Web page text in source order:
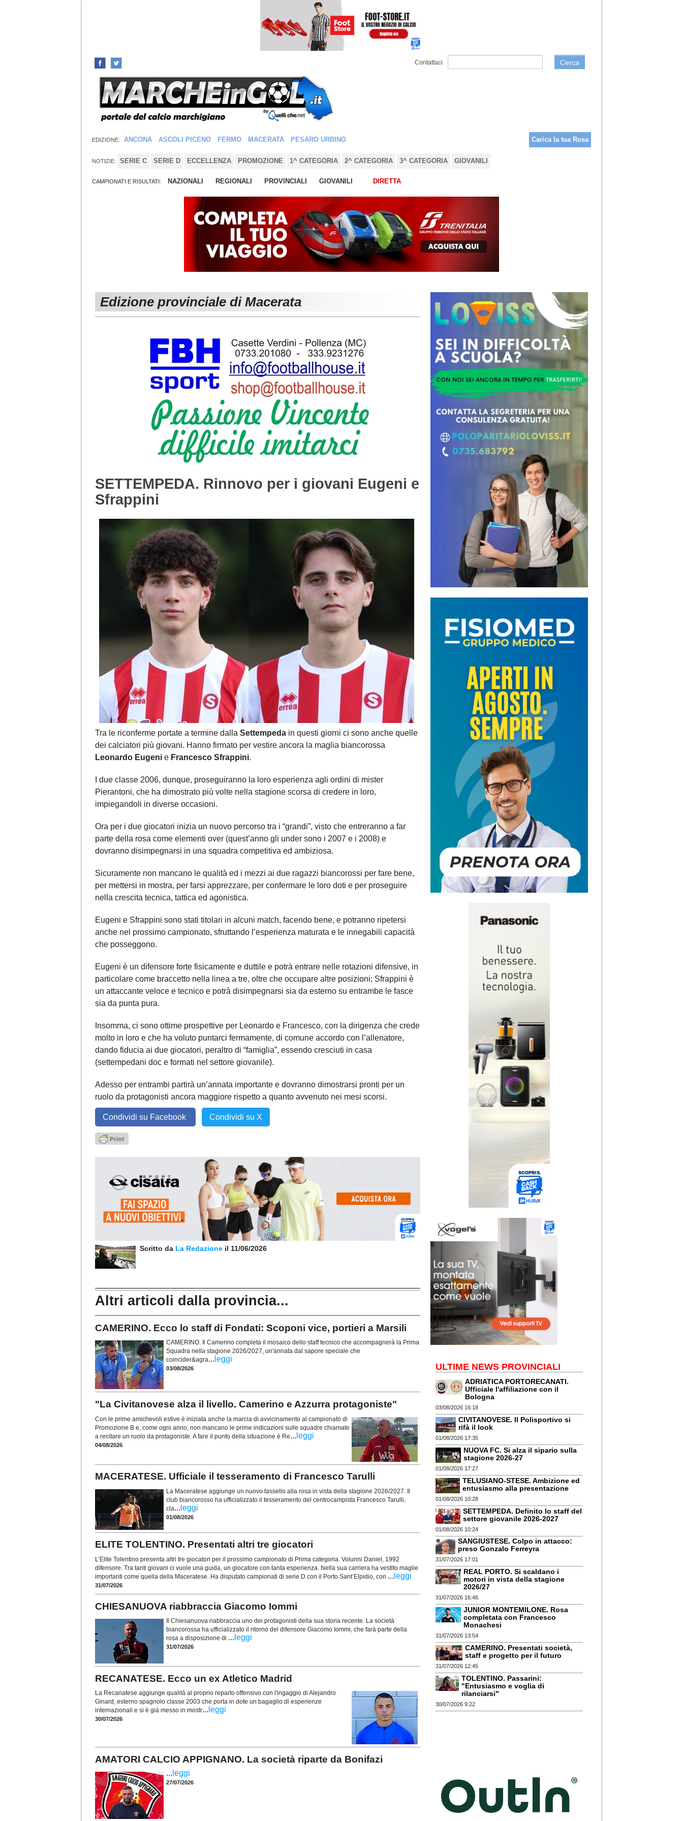
Contattaci Cerca
EDIZIONE: ANCONA ASCOLI PICENO FERMO MACERATA PESARO URBINO Carica la tua Rosa
NOTIZIE: SERIE C SERIE D ECCELLENZA PROMOZIONE 1^ CATEGORIA 2^ CATEGORIA 3^ CATEGORIA GIOVANILI
CAMPIONATI E RISULTATI: NAZIONALI REGIONALI PROVINCIALI GIOVANILI DIRETTA
Edizione provinciale di Macerata
SETTEMPEDA. Rinnovo per i giovani Eugeni e
Sfrappini
Tra le riconferme portate a termine dalla Settempeda in questi giorni ci sono anche quelle
dei calciatori più giovani. Hanno firmato per vestire ancora la maglia biancorossa
Leonardo Eugeni e Francesco Sfrappini.
I due classe 2006, dunque, proseguiranno la loro esperienza agli ordini di mister
Pierantoni, che ha dimostrato più volte nella stagione scorsa di credere in loro,
impiegandoli in diverse occasioni.
Ora per i due giocatori inizia un nuovo percorso tra i “grandi”, visto che entreranno a far
parte della rosa come elementi over (quest’anno gli under sono i 2007 e i 2008) e
dovranno disimpegnarsi in una squadra competitiva ed ambiziosa.
Sicuramente non mancano le qualità ed i mezzi ai due ragazzi biancorossi per fare bene,
per mettersi in mostra, per farsi apprezzare, per confermare le loro doti e per proseguire
nella crescita tecnica, tattica ed agonistica.
Eugeni e Sfrappini sono stati titolari in alcuni match, facendo bene, e potranno ripetersi
anche nel prossimo campionato, sfruttando l’esperienza maturata e le innegabili capacità
che posseggono.
Eugeni è un difensore forte fisicamente e duttile e potrà entrare nelle rotazioni difensive, in
particolare come braccetto nella linea a tre, oltre che occupare altre posizioni; Sfrappini è
un attaccante veloce e tecnico e potrà disimpegnarsi sia da esterno su entrambe le fasce
sia da punta pura.
Insomma, ci sono ottime prospettive per Leonardo e Francesco, con la dirigenza che crede
molto in loro e che ha voluto puntarci fermamente, di comune accordo con l’allenatore,
dando fiducia ai due giocatori, peraltro di “famiglia”, essendo cresciuti in casa
(settempedani doc e formati nel settore giovanile).
Adesso per entrambi partirà un’annata importante e dovranno dimostrarsi pronti per un
ruolo da protagonisti ancora maggiore rispetto a quanto avvenuto nei mesi scorsi.
Condividi su Facebook Condividi su X
Scritto da La Redazione il 11/06/2026
Altri articoli dalla provincia...
CAMERINO. Ecco lo staff di Fondati: Scoponi vice, portieri a Marsili
CAMERINO. Il Camerino completa il mosaico dello staff tecnico che accompagnerà la Prima
Squadra nella stagione 2026/2027, un'annata dal sapore speciale che
coincider&agra... leggi
03/08/2026
"La Civitanovese alza il livello. Camerino e Azzurra protagoniste"
Con le prime amichevoli estive è iniziata anche la marcia di avvicinamento al campionato di
Promozione B e, come ogni anno, non mancano le prime indicazioni sulle squadre chiamate
a recitare un ruolo da protagoniste. A fare il punto della situazione è Re... leggi
04/08/2026
MACERATESE. Ufficiale il tesseramento di Francesco Tarulli
La Maceratese aggiunge un nuovo tassello alla rosa in vista della stagione 2026/2027. Il
club biancorosso ha ufficializzato il tesseramento del centrocampista Francesco Tarulli,
cla... leggi
01/08/2026
ELITE TOLENTINO. Presentati altri tre giocatori
L’Elite Tolentino presenta altri tre giocatori per il prossimo campionato di Prima categoria. Volunni Daniel, 1992
difensore. Tra tanti giovani ci vuole una guida, un giocatore con tanta esperienza. Nella sua carriera ha vestito maglie
importanti come quella della Maceratese. Ha disputato campionati di serie D con il Porto Sant’Elpidio, con ... leggi
31/07/2026
CHIESANUOVA riabbraccia Giacomo Iommi
Il Chiesanuova riabbraccia uno dei protagonisti della sua storia recente. La società
biancorossa ha ufficializzato il ritorno del difensore Giacomo Iommi, che farà parte della
rosa a disposizione di ... leggi
31/07/2026
RECANATESE. Ecco un ex Atletico Madrid
La Recanatese aggiunge qualità al proprio reparto offensivo con l'ingaggio di Alejandro
Ginard, esterno spagnolo classe 2003 che porta in dote un bagaglio di esperienze
internazionali e si è già messo in mostr... leggi
30/07/2026
AMATORI CALCIO APPIGNANO. La società riparte da Bonifazi
... leggi
27/07/2026
ULTIME NEWS PROVINCIALI
ADRIATICA PORTORECANATI.
Ufficiale l'affiliazione con il
Bologna
03/08/2026 16:18
CIVITANOVESE. Il Polisportivo si
rifà il look
01/08/2026 17:35
NUOVA FC. Si alza il sipario sulla
stagione 2026-27
01/08/2026 17:27
TELUSIANO-STESE. Ambizione ed
entusiasmo alla presentazione
01/08/2026 10:28
SETTEMPEDA. Definito lo staff del
settore giovanile 2026-2027
01/08/2026 10:24
SANGIUSTESE. Colpo in attacco:
preso Gonzalo Ferreyra
31/07/2026 17:01
REAL PORTO. Si scaldano i
motori in vista della stagione
2026/27
31/07/2026 16:46
JUNIOR MONTEMILONE. Rosa
completata con Francesco
Monachesi
31/07/2026 13:54
CAMERINO. Presentati società,
staff e progetto per il futuro
31/07/2026 12:45
TOLENTINO. Passarini:
"Entusiasmo e voglia di
rilanciarsi"
30/07/2026 9:22